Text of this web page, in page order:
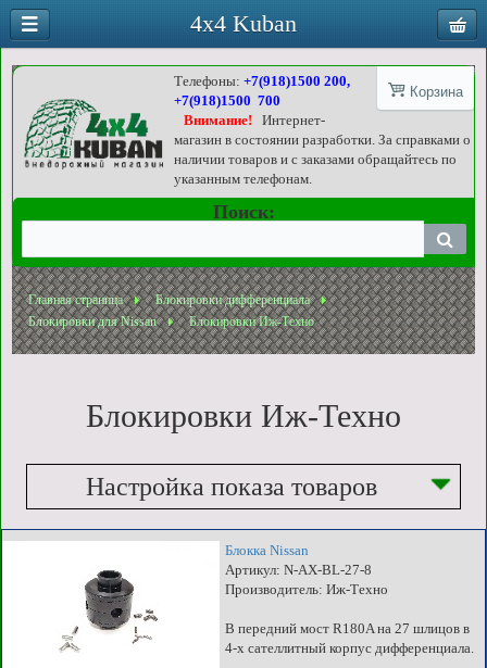
Корзина
Телефоны:+7(918)1500 200,
+7(918)1500 700
Внимание!
Интернет-
магазин в состоянии разработки. За справками о
наличии товаров и с заказами обращайтесь по
указанным телефонам.
Поиск:
Главная страница
Блокировки дифференциала
Блокировки для Nissan
Блокировки Иж-Техно
Блокировки Иж-Техно
Настройка показа товаров
Блокка Nissan
Артикул: N-AX-BL-27-8
Производитель: Иж-Техно
В передний мост R180A на 27 шлицов в
4-х сателлитный корпус дифференциала.
4x4 Kuban